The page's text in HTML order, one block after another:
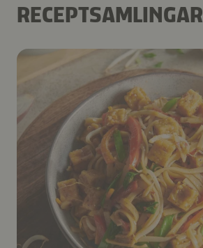
RECEPTSAMLINGAR